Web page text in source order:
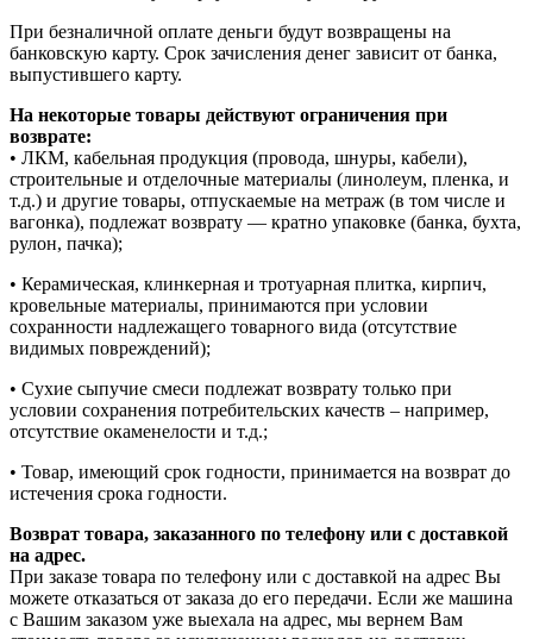
При безналичной оплате деньги будут возвращены на
банковскую карту. Срок зачисления денег зависит от банка,
выпустившего карту.
На некоторые товары действуют ограничения при
возврате:
• ЛКМ, кабельная продукция (провода, шнуры, кабели),
строительные и отделочные материалы (линолеум, пленка, и
т.д.) и другие товары, отпускаемые на метраж (в том числе и
вагонка), подлежат возврату — кратно упаковке (банка, бухта,
рулон, пачка);
• Керамическая, клинкерная и тротуарная плитка, кирпич,
кровельные материалы, принимаются при условии
сохранности надлежащего товарного вида (отсутствие
видимых повреждений);
• Сухие сыпучие смеси подлежат возврату только при
условии сохранения потребительских качеств – например,
отсутствие окаменелости и т.д.;
• Товар, имеющий срок годности, принимается на возврат до
истечения срока годности.
Возврат товара, заказанного по телефону или с доставкой
на адрес.
При заказе товара по телефону или с доставкой на адрес Вы
можете отказаться от заказа до его передачи. Если же машина
с Вашим заказом уже выехала на адрес, мы вернем Вам